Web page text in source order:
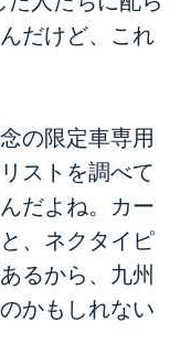
だけど、これ
の限定車専用
ストを調べて
だよね。カー
、ネクタイピ
るから、九州
かもしれない